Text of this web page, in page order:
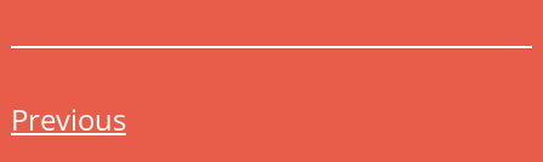
Previous